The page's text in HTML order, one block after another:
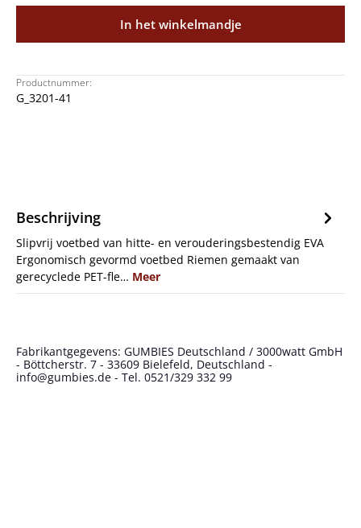
In het winkelmandje
Productnummer:
G_3201-41
Beschrijving
Slipvrij voetbed van hitte- en verouderingsbestendig EVA
Ergonomisch gevormd voetbed Riemen gemaakt van
gerecyclede PET-fle… Meer
Fabrikantgegevens: GUMBIES Deutschland / 3000watt GmbH
- Böttcherstr. 7 - 33609 Bielefeld, Deutschland -
info@gumbies.de - Tel. 0521/329 332 99